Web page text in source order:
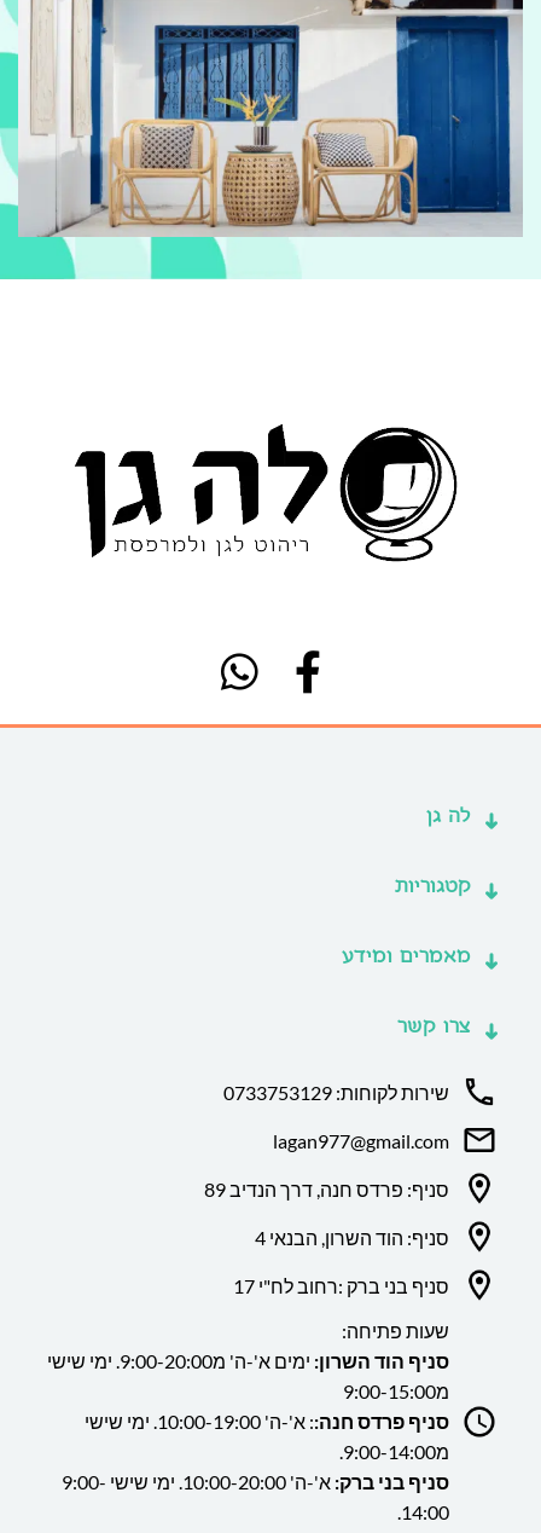
לה גן
קטגוריות
מאמרים ומידע
צרו קשר
שירות לקוחות: 0733753129
lagan977@gmail.com
סניף: פרדס חנה, דרך הנדיב 89
סניף: הוד השרון, הבנאי 4
סניף בני ברק :רחוב לח"י 17
שעות פתיחה:
סניף הוד השרון:
ימים א'-ה' מ9:00-20:00. ימי שישי
מ9:00-15:00
סניף פרדס חנה:
: א'-ה' 10:00-19:00. ימי שישי
מ9:00-14:00.
סניף בני ברק:
א'-ה' 10:00-20:00. ימי שישי 9:00-
14:00.